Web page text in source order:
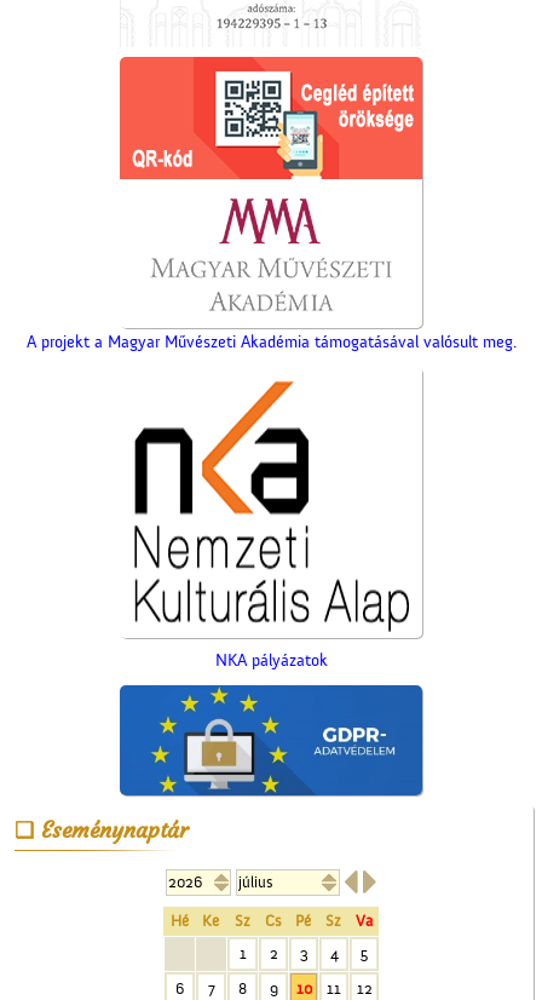
A projekt a Magyar Művészeti Akadémia támogatásával valósult meg.
NKA pályázatok
Eseménynaptár

Hé Ke Sz Cs Pé Sz
Va
1
2 3 4
5
6
7 8 9 10 11 12